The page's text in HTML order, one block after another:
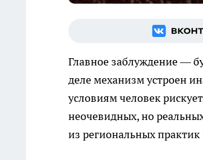
Главное заблуждение —
деле механизм устроен
условиям человек
неочевидных, но
из региональных